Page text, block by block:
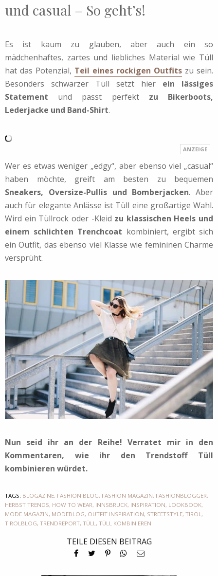
und casual – So geht’s!
Es ist kaum zu glauben, aber auch ein so
mädchenhaftes, zartes und liebliches Material wie Tüll
hat das Potenzial, Teil eines rockigen Outfits zu sein.
Besonders schwarzer Tüll setzt hier ein lässiges
Statement und passt perfekt zu Bikerboots,
Lederjacke und Band-Shirt.
Wer es etwas weniger „edgy“, aber ebenso viel „casual“
haben möchte, greift am besten zu bequemen
Sneakers, Oversize-Pullis und Bomberjacken. Aber
auch für elegante Anlässe ist Tüll eine großartige Wahl.
Wird ein Tüllrock oder -Kleid zu klassischen Heels und
einem schlichten Trenchcoat kombiniert, ergibt sich
ein Outfit, das ebenso viel Klasse wie femininen Charme
versprüht.
Nun seid ihr an der Reihe! Verratet mir in den
Kommentaren, wie ihr den Trendstoff Tüll
kombinieren würdet.
TAGS: BLOGAZINE, FASHION BLOG, FASHION MAGAZIN, FASHIONBLOGGER,
HERBST TRENDS, HOW TO WEAR, INNSBRUCK, INSPIRATION, LOOKBOOK,
MODE MAGAZIN, MODEBLOG, OUTFIT INSPIRATION, STREETSTYLE, TIROL,
TIROLBLOG, TRENDREPORT, TÜLL, TÜLL KOMBINIEREN
TEILE DIESEN BEITRAG